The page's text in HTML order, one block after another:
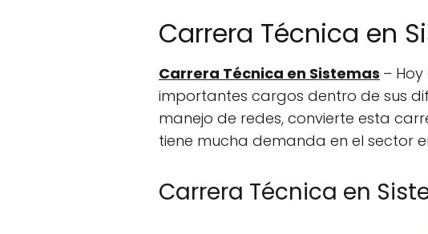
Carrera Técnica en
Carrera Técnica en Sistemas –
importantes cargos dentro de sus
manejo de redes, convierte esta
tiene mucha demanda en el sector
Carrera Técnica en